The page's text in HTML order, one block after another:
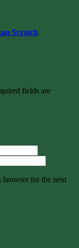
Scratch
fields are
browser for the next